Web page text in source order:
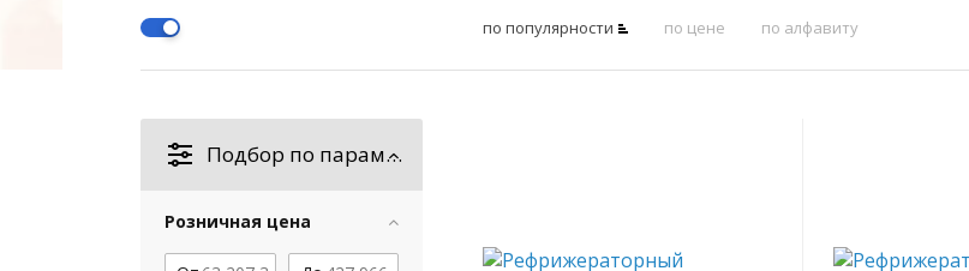
по популярности по цене по алфавиту
Подбор по параметрам
Розничная цена